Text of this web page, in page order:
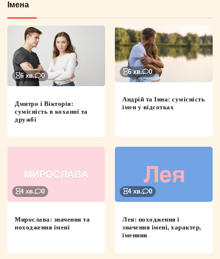
Імена
6 хв. 0
Дмитро і Вікторія:
сумісність в коханні та
дружбі
6 хв. 0
Андрій та Інна: сумісність
імен у відсотках
4 хв. 0
Мирослава: значення та
походження імені
4 хв. 0
Лея: походження і
значення імені, характер,
іменини